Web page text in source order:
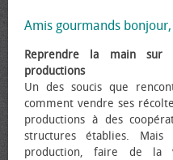
Amis gourmands bonjour,
Reprendre la main sur
productions
Un des soucis que
comment vendre ses
productions à des
structures établies.
production, faire de la